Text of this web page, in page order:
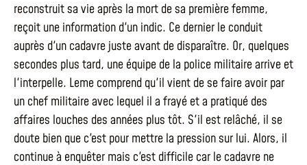
reconstruit sa vie après la mort de sa première femme,
reçoit une information d'un indic. Ce dernier le conduit
auprès d'un cadavre juste avant de disparaître. Or, quelques
secondes plus tard, une équipe de la police militaire arrive et
l'interpelle. Leme comprend qu'il vient de se faire avoir par
un chef militaire avec lequel il a frayé et a pratiqué des
affaires louches des années plus tôt. S'il est relâché, il se
doute bien que c'est pour mettre la pression sur lui. Alors, il
continue à enquêter mais c'est difficile car le cadavre ne